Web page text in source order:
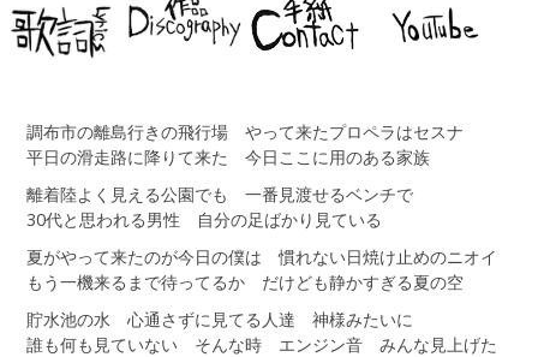
調布市の離島行きの飛行場 やって来たプロペラはセスナ
平日の滑走路に降りて来た 今日ここに用のある家族
離着陸よく見える公園でも 一番見渡せるベンチで
30代と思われる男性 自分の足ばかり見ている
夏がやって来たのが今日の僕は 慣れない日焼け止めのニオイ
もう一機来るまで待ってるか だけども静かすぎる夏の空
貯水池の水 心通さずに見てる人達 神様みたいに
誰も何も見ていない そんな時 エンジン音 みんな見上げた